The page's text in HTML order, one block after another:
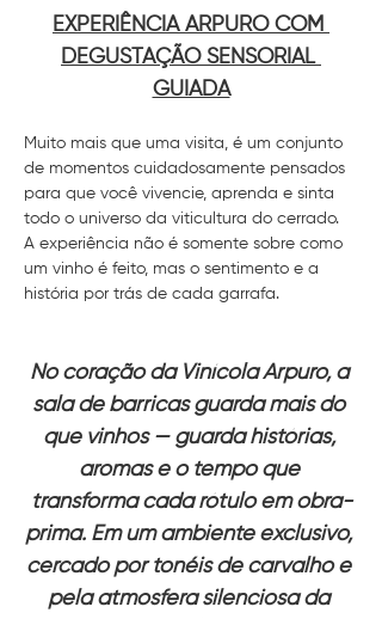
EXPERIÊNCIA ARPURO COM
DEGUSTAÇÃO SENSORIAL
GUIADA
Muito mais que uma visita, é um conjunto
de momentos cuidadosamente pensados
para que você vivencie, aprenda e sinta
todo o universo da viticultura do cerrado.
A experiência não é somente sobre como
um vinho é feito, mas o sentimento e a
história por trás de cada garrafa.
No coração da Vinícola Arpuro, a
sala de barricas guarda mais do
que vinhos — guarda histórias,
aromas e o tempo que
transforma cada rótulo em obra-
prima. Em um ambiente exclusivo,
cercado por tonéis de carvalho e
pela atmosfera silenciosa da